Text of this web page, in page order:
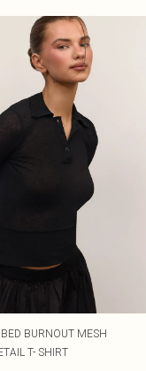
BURNOUT MESH
T- SHIRT